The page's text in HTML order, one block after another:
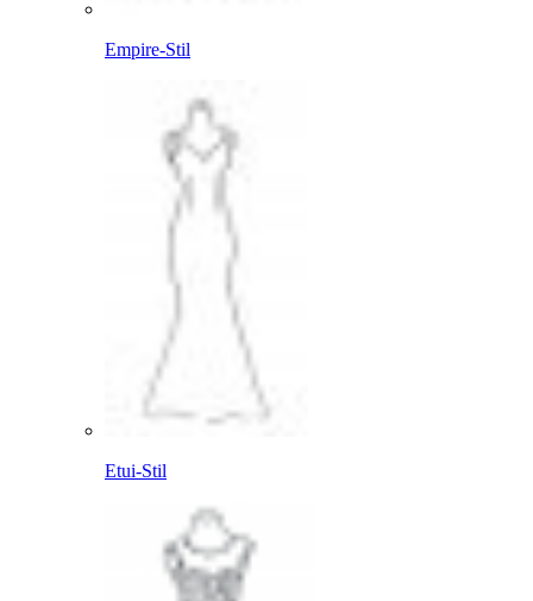
Empire-Stil
Etui-Stil